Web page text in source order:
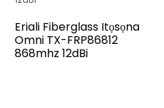
Eriali Fiberglass Itọsọna
Omni TX-FRP86812
868mhz 12dBi